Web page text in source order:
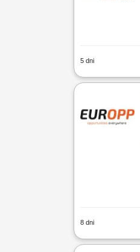
5 dni
8 dni